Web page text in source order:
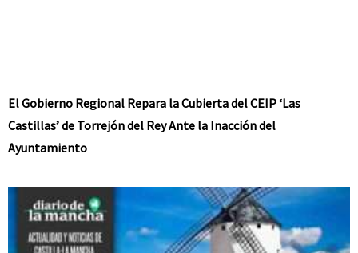
El Gobierno Regional Repara la Cubierta del CEIP ‘Las
Castillas’ de Torrejón del Rey Ante la Inacción del
Ayuntamiento